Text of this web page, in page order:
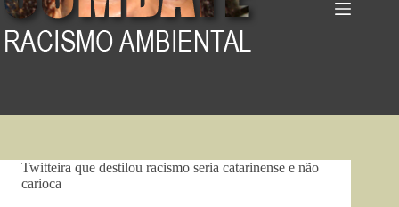
Twitteira que destilou racismo seria catarinense e não
carioca